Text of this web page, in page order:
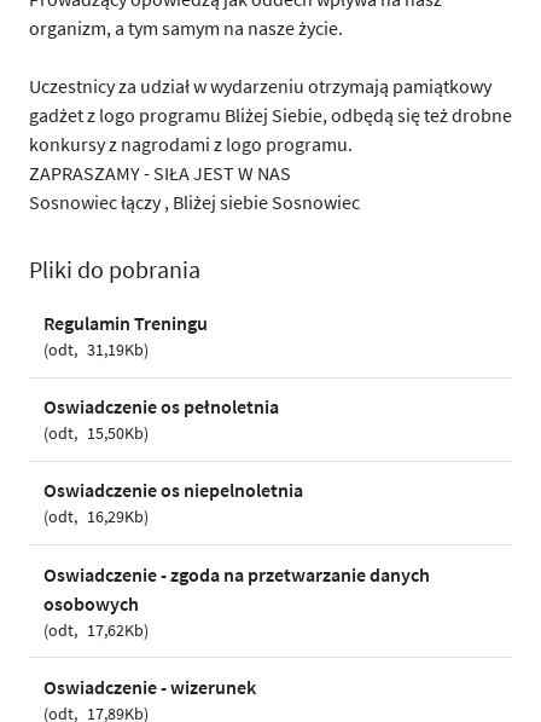
organizm, a tym samym na nasze życie.
Uczestnicy za udział w wydarzeniu otrzymają pamiątkowy
gadżet z logo programu Bliżej Siebie, odbędą się też drobne
konkursy z nagrodami z logo programu.
ZAPRASZAMY - SIŁA JEST W NAS
Sosnowiec łączy , Bliżej siebie Sosnowiec
Pliki do pobrania
Regulamin Treningu
odt 31,19Kb
Oswiadczenie os pełnoletnia
odt 15,50Kb
Oswiadczenie os niepelnoletnia
odt 16,29Kb
Oswiadczenie - zgoda na przetwarzanie danych
osobowych
odt 17,62Kb
Oswiadczenie - wizerunek
odt 17,89Kb